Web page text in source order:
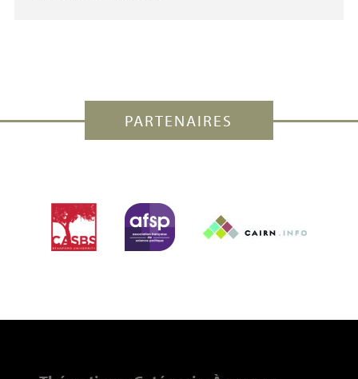
PARTENAIRES